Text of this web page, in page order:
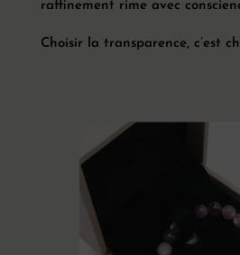
Promotions
Blog
Contact
raffinement rime avec
Choisir la transparence, c’est